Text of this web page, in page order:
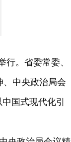
行。省委常委、
中央政治局会
国式现代化引